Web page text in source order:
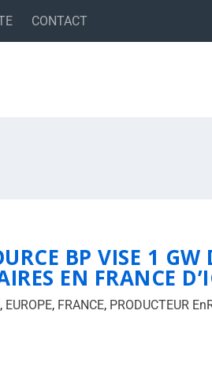
CONTACT
BP VISE 1 GW
EN FRANCE
, EUROPE, FRANCE, PRODUCTEUR